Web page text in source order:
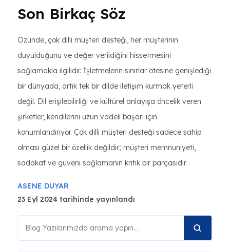
Son Birkaç Söz
Özünde, çok dilli müşteri desteği, her müşterinin
duyulduğunu ve değer verildiğini hissetmesini
sağlamakla ilgilidir. İşletmelerin sınırlar ötesine genişlediği
bir dünyada, artık tek bir dilde iletişim kurmak yeterli
değil. Dil erişilebilirliği ve kültürel anlayışa öncelik veren
şirketler, kendilerini uzun vadeli başarı için
konumlandırıyor. Çok dilli müşteri desteği sadece sahip
olması güzel bir özellik değildir; müşteri memnuniyeti,
sadakat ve güveni sağlamanın kritik bir parçasıdır.
ASENE DUYAR
23 Eyl 2024 tarihinde yayınlandı